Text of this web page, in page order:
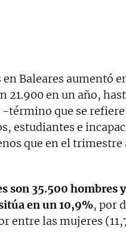
Baleares aumentó
21.900 en un año,
término que se refiere
estudiantes e
que en el
son 35.500 hombres
en un 10,9%, por
entre las mujeres